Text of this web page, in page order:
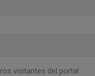
visitantes del portal